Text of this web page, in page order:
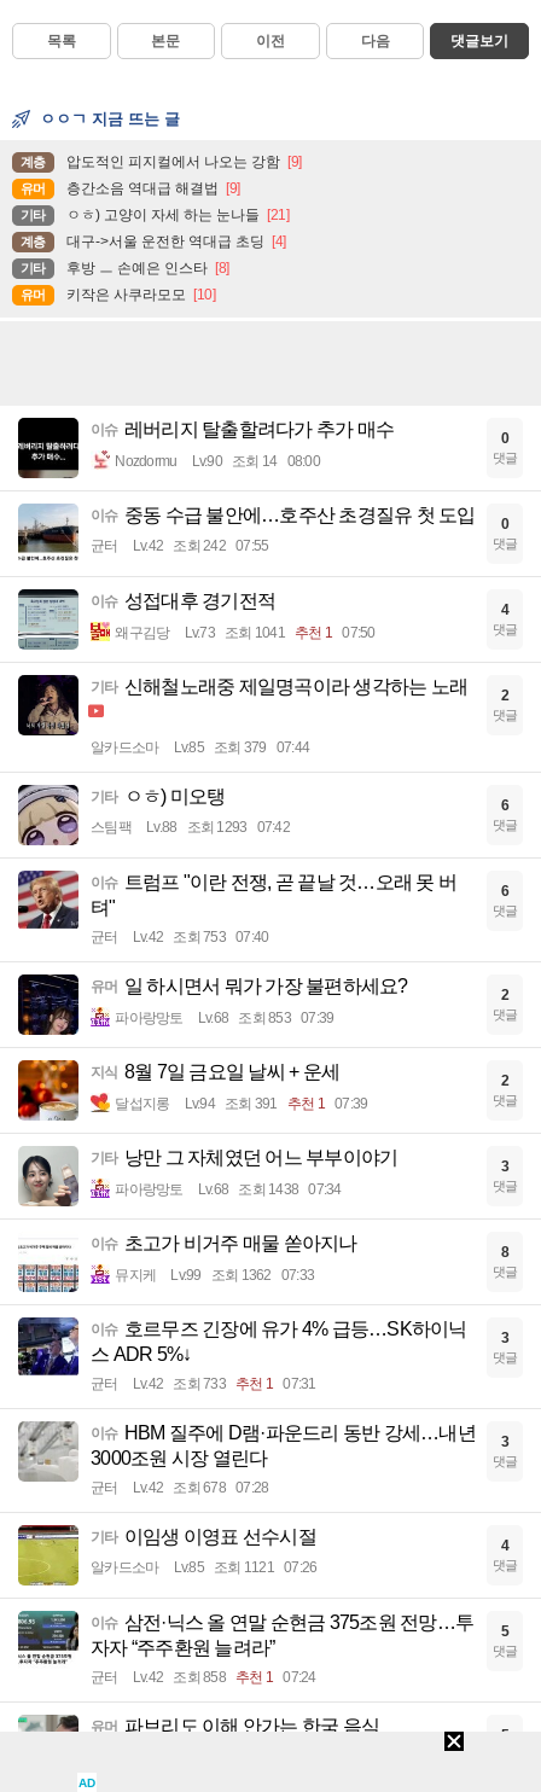
목록 본문 이전 다음 댓글보기
ㅇㅇㄱ 지금 뜨는 글
계층 압도적인 피지컬에서 나오는 강함 [9]
유머 층간소음 역대급 해결법 [9]
기타 ㅇㅎ) 고양이 자세 하는 눈나들 [21]
계층 대구->서울 운전한 역대급 초딩 [4]
기타 후방 ㅡ 손예은 인스타 [8]
유머 키작은 사쿠라모모 [10]
이슈 레버리지 탈출할려다가 추가 매수
Nozdormu Lv.90 조회 14 08:00
0
댓글
이슈 중동 수급 불안에…호주산 초경질유 첫 도입
균터 Lv.42 조회 242 07:55
0
댓글
이슈 성접대후 경기전적
왜구김당 Lv.73 조회 1041 추천 1 07:50
4
댓글
기타 신해철노래중 제일명곡이라 생각하는 노래
알카드소마 Lv.85 조회 379 07:44
2
댓글
기타 ㅇㅎ) 미오탱
스팀팩 Lv.88 조회 1293 07:42
6
댓글
이슈
트럼프 "이란 전쟁, 곧 끝날 것…오래 못 버
텨"
균터 Lv.42 조회 753 07:40
6
댓글
유머 일 하시면서 뭐가 가장 불편하세요?
파아랑망토 Lv.68 조회 853 07:39
2
댓글
지식 8월 7일 금요일 날씨 + 운세
달섭지롱 Lv.94 조회 391 추천 1 07:39
2
댓글
기타 낭만 그 자체였던 어느 부부이야기
파아랑망토 Lv.68 조회 1438 07:34
3
댓글
이슈 초고가 비거주 매물 쏟아지나
뮤지케 Lv.99 조회 1362 07:33
8
댓글
이슈 호르무즈 긴장에 유가 4% 급등…SK하이닉
스 ADR 5%↓
균터 Lv.42 조회 733 추천 1 07:31
3
댓글
이슈 HBM 질주에 D램·파운드리 동반 강세…내년
3000조원 시장 열린다
균터 Lv.42 조회 678 07:28
3
댓글
기타 이임생 이영표 선수시절
알카드소마 Lv.85 조회 1121 07:26
4
댓글
이슈 삼전·닉스 올 연말 순현금 375조원 전망…투
자자 “주주환원 늘려라”
균터 Lv.42 조회 858 추천 1 07:24
5
댓글
유머 파브리도 이해 안가는 한국 음식 5
AD